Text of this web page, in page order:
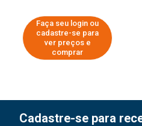
Faça seu login ou
cadastre-se para
ver preços e
comprar
Cadastre-se para